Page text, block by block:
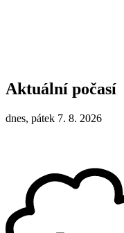
Aktuální počasí
dnes, pátek 7. 8. 2026